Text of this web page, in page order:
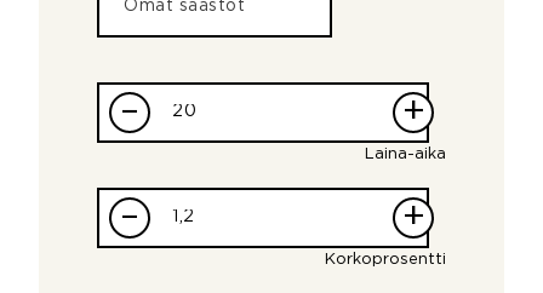
– +
Laina-aika
– +
Korkoprosentti